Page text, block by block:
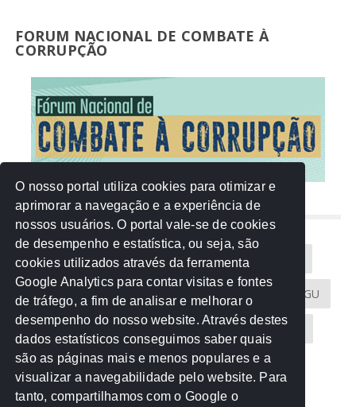
FORUM NACIONAL DE COMBATE À
CORRUPÇÃO
NUVEM DE TAGS
Acontece na Rede AGU AMM
Atricon Audicom CAU-MT CGU
CREA-MT Eventos MPC-MT MPE-MT
MPF Notícias PF PGE-MT PGR
Receita Federal Sem categoria
O nosso portal utiliza cookies para otimizar e
aprimorar a navegação e a experiência de
nossos usuários. O portal vale-se de cookies
de desempenho e estatística, ou seja, são
cookies utilizados através da ferramenta
Google Analytics para contar visitas e fontes
de tráfego, a fim de analisar e melhorar o
desempenho do nosso website. Através destes
dados estatísticos conseguimos saber quais
são as páginas mais e menos populares e a
visualizar a navegabilidade pelo website. Para
tanto, compartilhamos com o Google o